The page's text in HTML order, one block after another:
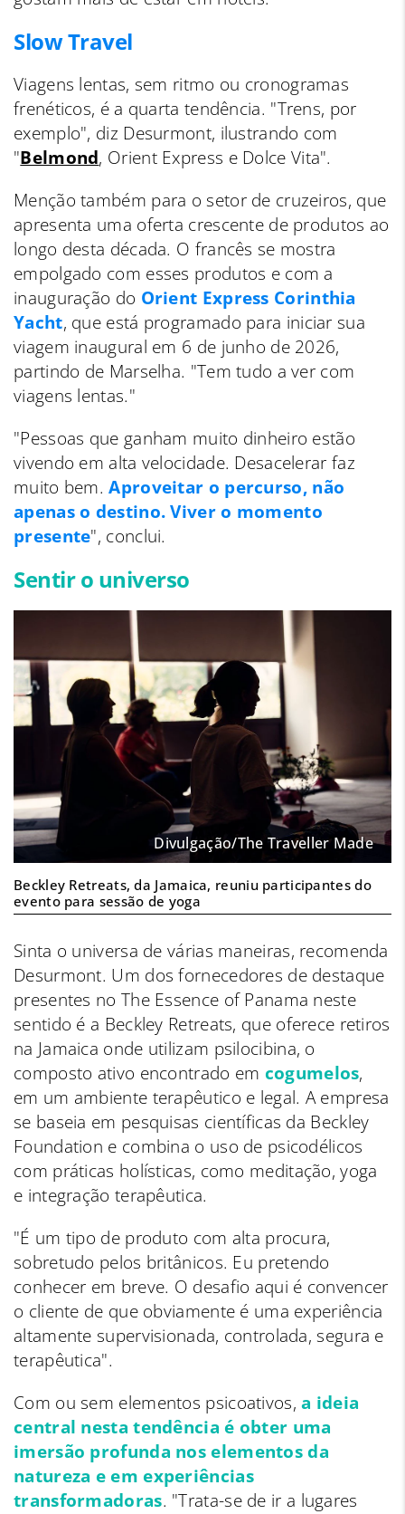
Slow Travel
Viagens lentas, sem ritmo ou cronogramas
frenéticos, é a quarta tendência. "Trens, por
exemplo", diz Desurmont, ilustrando com
"Belmond, Orient Express e Dolce Vita".
Menção também para o setor de cruzeiros, que
apresenta uma oferta crescente de produtos ao
longo desta década. O francês se mostra
empolgado com esses produtos e com a
inauguração do Orient Express Corinthia
Yacht, que está programado para iniciar sua
viagem inaugural em 6 de junho de 2026,
partindo de Marselha. "Tem tudo a ver com
viagens lentas."
"Pessoas que ganham muito dinheiro estão
vivendo em alta velocidade. Desacelerar faz
muito bem.Aproveitar o percurso, não
apenas o destino. Viver o momento
presente", conclui.
Sentir o universo
Divulgação/The Traveller Made
Beckley Retreats, da Jamaica, reuniu participantes do
evento para sessão de yoga
Sinta o universa de várias maneiras, recomenda
Desurmont. Um dos fornecedores de destaque
presentes no The Essence of Panama neste
sentido é a Beckley Retreats, que oferece retiros
na Jamaica onde utilizam psilocibina, o
composto ativo encontrado em cogumelos,
em um ambiente terapêutico e legal. A empresa
se baseia em pesquisas científicas da Beckley
Foundation e combina o uso de psicodélicos
com práticas holísticas, como meditação, yoga
e integração terapêutica.
"É um tipo de produto com alta procura,
sobretudo pelos britânicos. Eu pretendo
conhecer em breve. O desafio aqui é convencer
o cliente de que obviamente é uma experiência
altamente supervisionada, controlada, segura e
terapêutica".
Com ou sem elementos psicoativos,a ideia
central nesta tendência é obter uma
imersão profunda nos elementos da
natureza e em experiências
transformadoras. "Trata-se de ir a lugares